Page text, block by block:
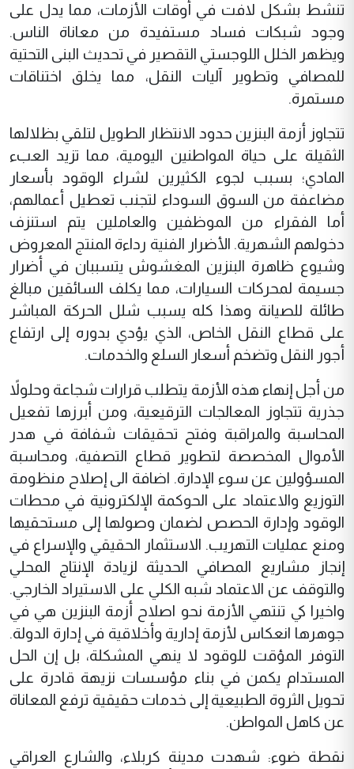
تنشط بشكل لافت في أوقات الأزمات، مما يدل على
وجود شبكات فساد مستفيدة من معاناة الناس.
ويظهر الخلل اللوجستي التقصير في تحديث البنى التحتية
للمصافي وتطوير آليات النقل، مما يخلق اختناقات
مستمرة.
تتجاوز أزمة البنزين حدود الانتظار الطويل لتلقي بظلالها
الثقيلة على حياة المواطنين اليومية، مما تزيد العبء
المادي؛ بسبب لجوء الكثيرين لشراء الوقود بأسعار
مضاعفة من السوق السوداء لتجنب تعطيل أعمالهم،
أما الفقراء من الموظفين والعاملين يتم استنزف
دخولهم الشهرية. الأضرار الفنية رداءة المنتج المعروض
وشيوع ظاهرة البنزين المغشوش يتسببان في أضرار
جسيمة لمحركات السيارات، مما يكلف السائقين مبالغ
طائلة للصيانة وهذا كله يسبب شلل الحركة المباشر
على قطاع النقل الخاص، الذي يؤدي بدوره إلى ارتفاع
أجور النقل وتضخم أسعار السلع والخدمات.
من أجل إنهاء هذه الأزمة يتطلب قرارات شجاعة وحلولاً
جذرية تتجاوز المعالجات الترقيعية، ومن أبرزها تفعيل
المحاسبة والمراقبة وفتح تحقيقات شفافة في هدر
الأموال المخصصة لتطوير قطاع التصفية، ومحاسبة
المسؤولين عن سوء الإدارة. اضافة الى إصلاح منظومة
التوزيع والاعتماد على الحوكمة الإلكترونية في محطات
الوقود وإدارة الحصص لضمان وصولها إلى مستحقيها
ومنع عمليات التهريب. الاستثمار الحقيقي والإسراع في
إنجاز مشاريع المصافي الحديثة لزيادة الإنتاج المحلي
والتوقف عن الاعتماد شبه الكلي على الاستيراد الخارجي.
واخيرا كي تنتهي الأزمة نحو اصلاح أزمة البنزين هي في
جوهرها انعكاس لأزمة إدارية وأخلاقية في إدارة الدولة.
التوفر المؤقت للوقود لا ينهي المشكلة، بل إن الحل
المستدام يكمن في بناء مؤسسات نزيهة قادرة على
تحويل الثروة الطبيعية إلى خدمات حقيقية ترفع المعاناة
عن كاهل المواطن.
نقطة ضوء: شهدت مدينة كربلاء، والشارع العراقي